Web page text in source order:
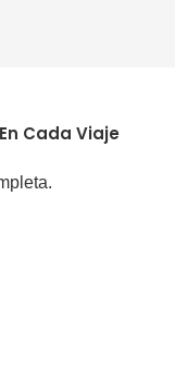
Cada Viaje